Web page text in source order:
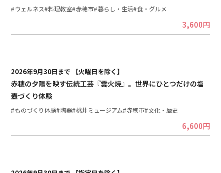
ウェルネス 料理教室 赤穂市 暮らし・生活 食・グルメ
3,600円
2026年9月30日まで 【火曜日を除く】
赤穂の夕陽を映す伝統工芸『雲火焼』。世界にひとつだけの塩
壺づくり体験
ものづくり体験 陶器 桃井ミュージアム 赤穂市 文化・歴史
6,600円